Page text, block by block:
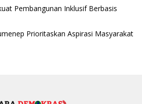
Pembangunan Inklusif Berbasis
Prioritaskan Aspirasi Masyarakat